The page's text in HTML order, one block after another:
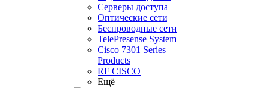
Серверы доступа
Оптические сети
Беспроводные сети
TelePresense System
Cisco 7301 Series
Products
RF CISCO
Ещё